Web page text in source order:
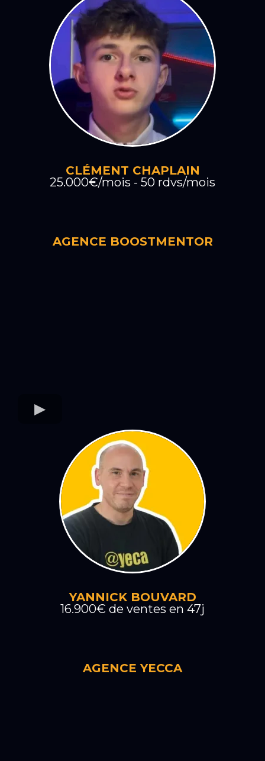
CLÉMENT CHAPLAIN
25.000€/mois - 50 rdvs/mois
AGENCE BOOSTMENTOR
YANNICK BOUVARD
16.900€ de ventes en 47j
AGENCE YECCA